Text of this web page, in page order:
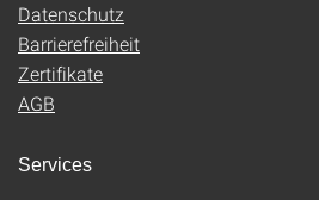
Datenschutz
Barrierefreiheit
Zertifikate
AGB
Services